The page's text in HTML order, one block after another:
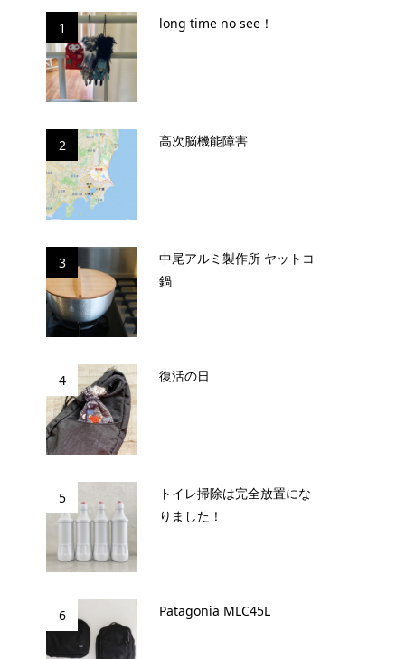
1 long time no see！
2 高次脳機能障害
3
中尾アルミ製作所 ヤットコ
鍋
4 復活の日
5
トイレ掃除は完全放置にな
りました！
6 Patagonia MLC45L